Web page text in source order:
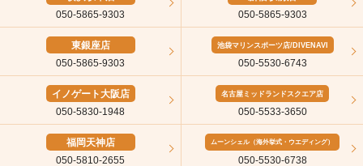
050-5865-9303
050-5865-9303
東銀座店
050-5865-9303
池袋マリンスポーツ店/DIVENAVI
050-5530-6743
イノゲート大阪店
050-5830-1948
名古屋ミッドランドスクエア店
050-5533-3650
福岡天神店
050-5810-2655
ムーンシェル（海外挙式・ウエディング）
050-5530-6738